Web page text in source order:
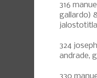
316
gallardo)
324
andrade,